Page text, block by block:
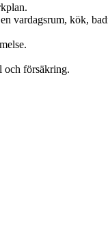
vardagsrum, kök,